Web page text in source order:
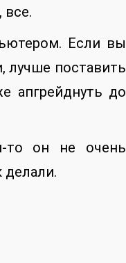
все.
Если вы
лучше поставить
апгрейднуть до
то он не очень
делали.